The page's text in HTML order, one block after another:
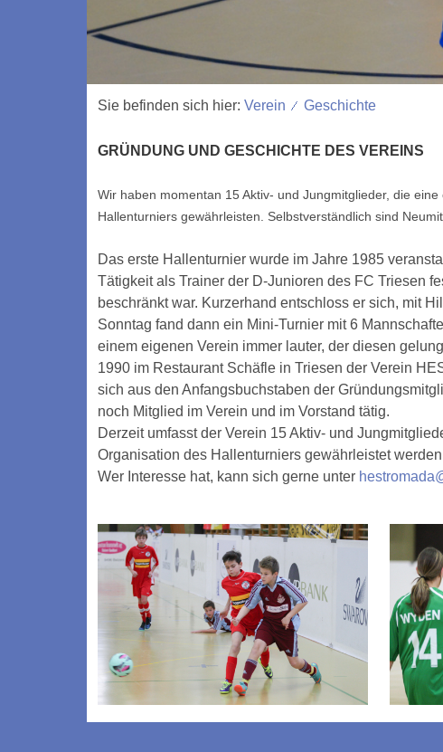
Sie befinden sich hier: Verein Geschichte
GRÜNDUNG UND GESCHICHTE DES VEREINS
Wir haben momentan 15 Aktiv- und Jungmitglieder, die
Hallenturniers gewährleisten. Selbstverständlich sind
Das erste Hallenturnier wurde im Jahre 1985
Tätigkeit als Trainer der D-Junioren des FC Triesen
beschränkt war. Kurzerhand entschloss er sich, mit
Sonntag fand dann ein Mini-Turnier mit 6
einem eigenen Verein immer lauter, der diesen
1990 im Restaurant Schäfle in Triesen der Verein
sich aus den Anfangsbuchstaben der
noch Mitglied im Verein und im Vorstand tätig.
Derzeit umfasst der Verein 15 Aktiv- und
Organisation des Hallenturniers gewährleistet
Wer Interesse hat, kann sich gerne unter hestromada